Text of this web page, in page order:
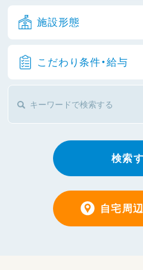
施設形態
こだわり条件・給与
検索
自宅周